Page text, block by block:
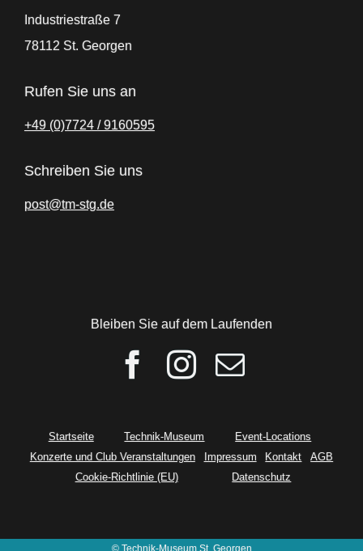
Industriestraße 7
78112 St. Georgen
Rufen Sie uns an
+49 (0)7724 / 9160595
Schreiben Sie uns
post@tm-stg.de
Bleiben Sie auf dem Laufenden
Startseite Technik-Museum
Event-Locations
Konzerte und Club Veranstaltungen
Impressum Kontakt
AGB
Cookie-Richtlinie (EU)
Datenschutz
© Technik-Museum St. Georgen